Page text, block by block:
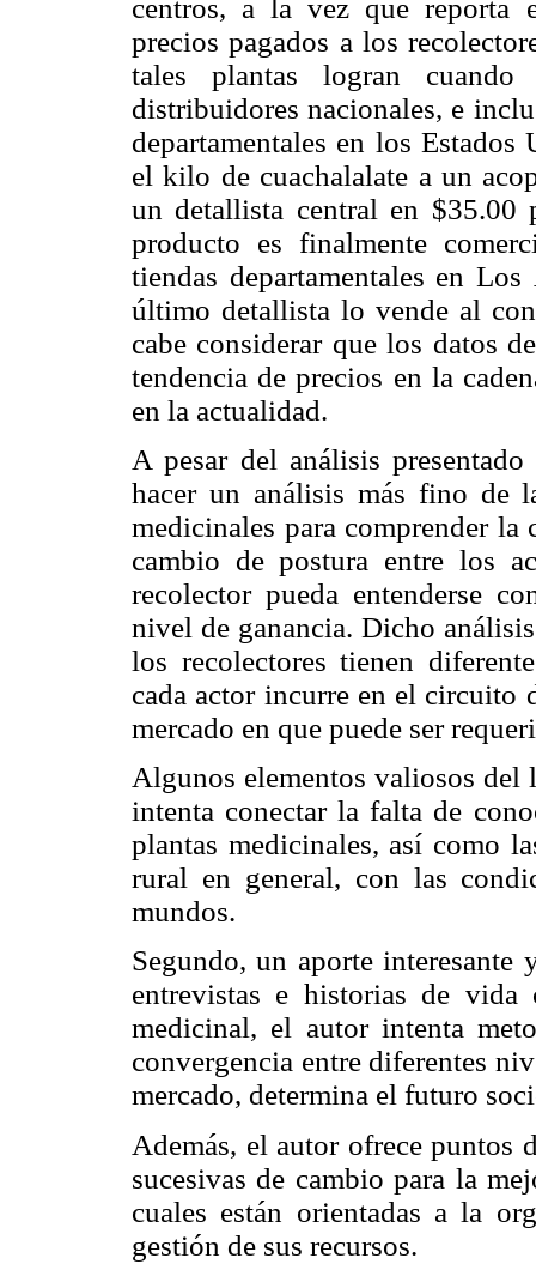
centros, a la vez que reporta
precios pagados a los
tales plantas logran
distribuidores nacionales, e
departamentales en los
el kilo de cuachalalate a un
un detallista central en $35.00
producto es finalmente
tiendas departamentales en
último detallista lo vende al
cabe considerar que los datos
tendencia de precios en la
en la actualidad.
A pesar del análisis
hacer un análisis más fino de
medicinales para comprender
cambio de postura entre los
recolector pueda entenderse
nivel de ganancia. Dicho
los recolectores tienen
cada actor incurre en el circuito
mercado en que puede ser
Algunos elementos valiosos
intenta conectar la falta de
plantas medicinales, así como
rural en general, con las
mundos.
Segundo, un aporte
entrevistas e historias de vida
medicinal, el autor intenta
convergencia entre diferentes
mercado, determina el futuro
Además, el autor ofrece puntos
sucesivas de cambio para la
cuales están orientadas a la
gestión de sus recursos.